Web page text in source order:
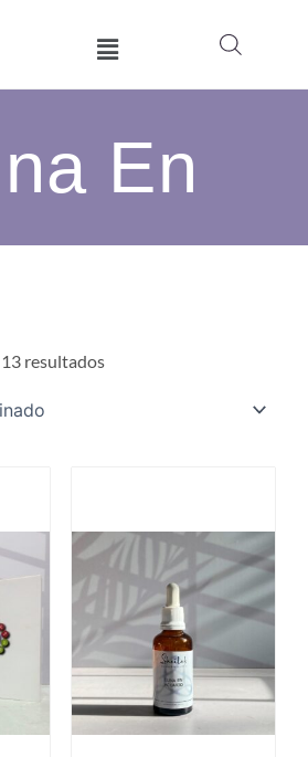
Menú
En
resultados